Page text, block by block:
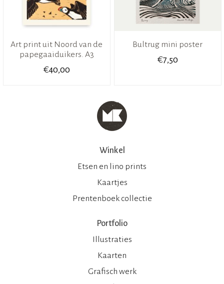
Art print uit Noord van de
papegaaiduikers. A3
€40,00
Bultrug mini poster
€7,50
Winkel
Etsen en lino prints
Kaartjes
Prentenboek collectie
Portfolio
Illustraties
Kaarten
Grafisch werk